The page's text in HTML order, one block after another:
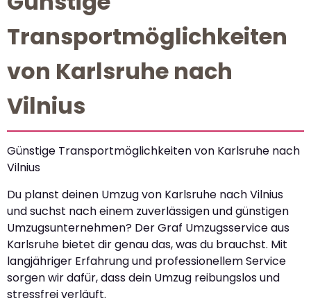
Transportmöglichkeiten
von Karlsruhe nach
Vilnius
Günstige Transportmöglichkeiten von Karlsruhe nach
Vilnius
Du planst deinen Umzug von Karlsruhe nach Vilnius
und suchst nach einem zuverlässigen und günstigen
Umzugsunternehmen? Der Graf Umzugsservice aus
Karlsruhe bietet dir genau das, was du brauchst. Mit
langjähriger Erfahrung und professionellem Service
sorgen wir dafür, dass dein Umzug reibungslos und
stressfrei verläuft.